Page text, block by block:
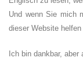
Und wenn Sie mich
dieser Website helfen
Ich bin dankbar, aber